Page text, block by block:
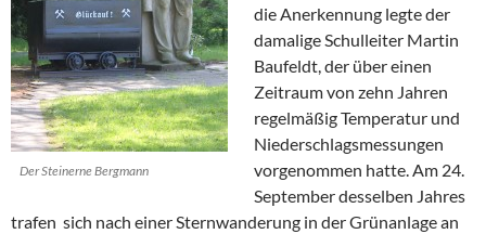
Der Steinerne Bergmann
die Anerkennung legte der
damalige Schulleiter Martin
Baufeldt, der über einen
Zeitraum von zehn Jahren
regelmäßig Temperatur und
Niederschlagsmessungen
vorgenommen hatte. Am 24.
September desselben Jahres
trafen sich nach einer Sternwanderung in der Grünanlage an